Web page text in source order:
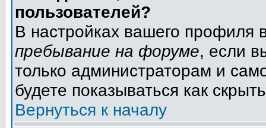
пользователей?
В настройках вашего
пребывание на форуме, если
только администраторам и
будете показываться как
Вернуться к началу